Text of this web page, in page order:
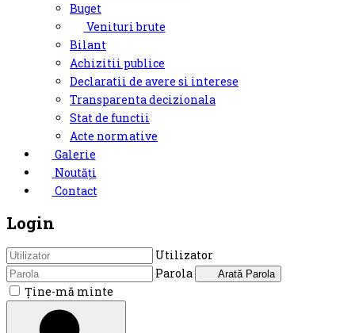
Buget
Venituri brute
Bilant
Achizitii publice
Declaratii de avere si interese
Transparenta decizionala
Stat de functii
Acte normative
Galerie
Noutăți
Contact
Login
Utilizator
Parola
Arată Parola
Ţine-mă minte